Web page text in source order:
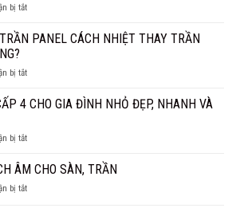
HIỆU
GIÁ
NHIÊU
GIÁ
TIẾT
bị tắtở
PANEL
TIỀN
BÁO
NHẤT
PANEL CÁCH NHIỆT THAY TRẦN
bị tắtở
NÊN
PANEL
NHIỆT
TRẦN
4 CHO GIA ĐÌNH NHỎ ĐẸP, NHANH VÀ
bị tắtở
PANEL
4
ÂM CHO SÀN, TRẦN
bị tắtở